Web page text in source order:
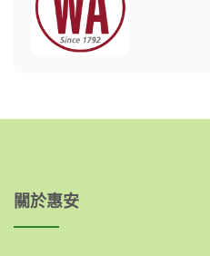
關於惠安